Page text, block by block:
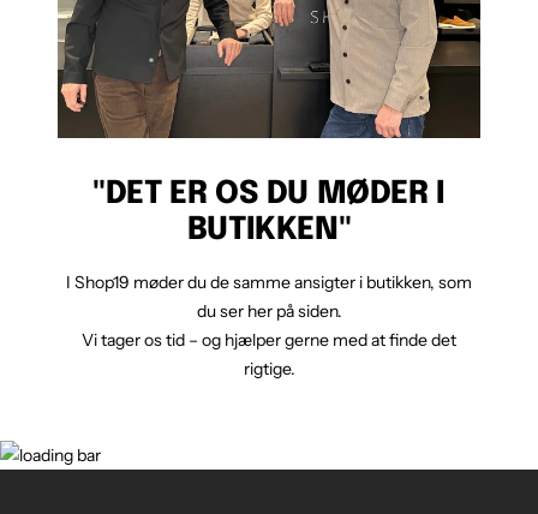
"DET ER OS DU MØDER I
BUTIKKEN"
I Shop19 møder du de samme ansigter i butikken, som
du ser her på siden.
Vi tager os tid – og hjælper gerne med at finde det
rigtige.